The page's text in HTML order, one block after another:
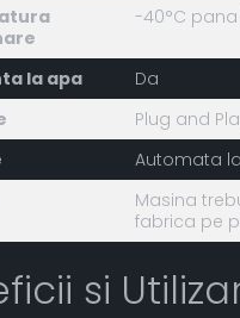
-40°C pana
la apa
Da
Plug and
Automata
Masina
fabrica pe
si